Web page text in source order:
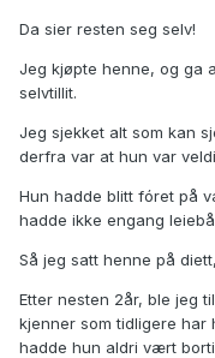
Da sier resten seg selv!
Jeg kjøpte henne, og ga
selvtillit.
Jeg sjekket alt som kan
derfra var at hun var
Hun hadde blitt fóret på
hadde ikke engang
Så jeg satt henne på
Etter nesten 2år, ble jeg
kjenner som tidligere har
hadde hun aldri vært borti